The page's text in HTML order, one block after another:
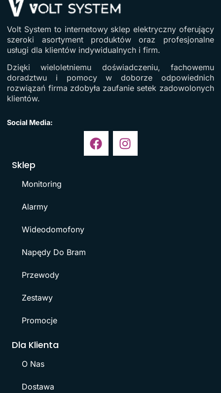
Volt System to internetowy sklep elektryczny oferujący
szeroki asortyment produktów oraz profesjonalne
usługi dla klientów indywidualnych i firm.
Dzięki wieloletniemu doświadczeniu, fachowemu
doradztwu i pomocy w doborze odpowiednich
rozwiązań firma zdobyła zaufanie setek zadowolonych
klientów.
Social Media:
Sklep
Monitoring
Alarmy
Wideodomofony
Napędy Do Bram
Przewody
Zestawy
Promocje
Dla Klienta
O Nas
Dostawa